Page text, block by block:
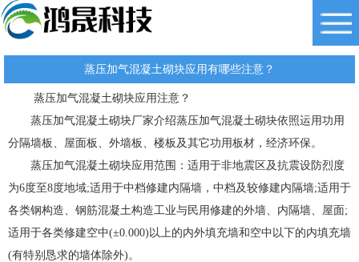
蒸压加气混凝土砌块应用有哪些注意？
蒸压加气混凝土砌块应用注意？
蒸压加气混凝土砌块厂家介绍蒸压加气混凝土砌块依照运用功用
分隔墙板、屋面板、外墙板、楼板及其它功用板材，经济环保。
蒸压加气混凝土砌块应用范围：适用于非地震区及抗震设防烈度
为6度至8度地域;适用于中档修建内隔墙，中档及较修建内隔墙;适用于
各类钢构造、钢筋混凝土构造工业与民用修建的外墙、内隔墙、屋面;
适用于各类修建空中(±0.000)以上的内外填充墙和空中以下的内填充墙
(有特别恳求的墙体除外)。